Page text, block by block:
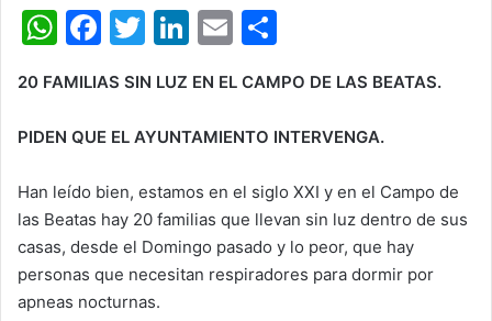
W
at
s
p
p
F
c
e
o
o
k
T
itt
er
Li
k
e
n
E
ai
l
m
p
tir
20 FAMILIAS SIN LUZ EN EL CAMPO DE LAS BEATAS.
PIDEN QUE EL AYUNTAMIENTO INTERVENGA.
Han leído bien, estamos en el siglo XXI y en el Campo de
las Beatas hay 20 familias que llevan sin luz dentro de sus
casas, desde el Domingo pasado y lo peor, que hay
personas que necesitan respiradores para dormir por
apneas nocturnas.